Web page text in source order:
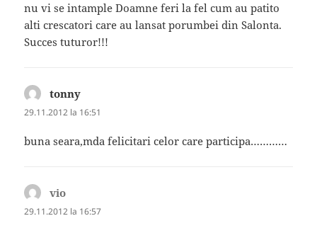
nu vi se intample Doamne feri la fel cum au patito
alti crescatori care au lansat porumbei din Salonta.
Succes tuturor!!!
tonny
29.11.2012 la 16:51
buna seara,mda felicitari celor care participa…………
vio
29.11.2012 la 16:57